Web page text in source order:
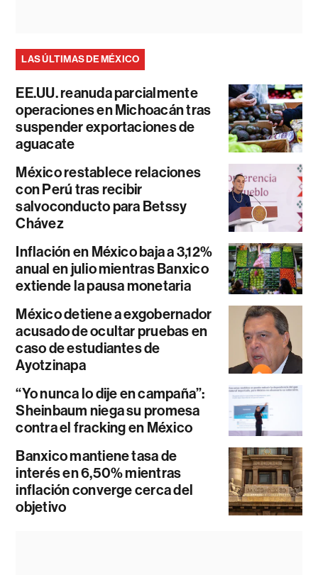
LAS ÚLTIMAS DE MÉXICO
EE.UU. reanuda parcialmente
operaciones en Michoacán tras
suspender exportaciones de
aguacate
México restablece relaciones
con Perú tras recibir
salvoconducto para Betssy
Chávez
Inflación en México baja a 3,12%
anual en julio mientras Banxico
extiende la pausa monetaria
México detiene a exgobernador
acusado de ocultar pruebas en
caso de estudiantes de
Ayotzinapa
“Yo nunca lo dije en campaña”:
Sheinbaum niega su promesa
contra el fracking en México
Banxico mantiene tasa de
interés en 6,50% mientras
inflación converge cerca del
objetivo